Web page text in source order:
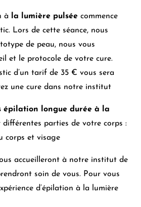
à la lumière pulsée commence
Lors de cette séance, nous
de peau, nous vous
et le protocole de votre cure.
d’un tarif de 35 € vous sera
une cure dans notre institut
épilation longue durée à la
différentes parties de votre corps :
corps et visage
accueilleront à notre institut de
soin de vous. Pour vous
d’épilation à la lumière